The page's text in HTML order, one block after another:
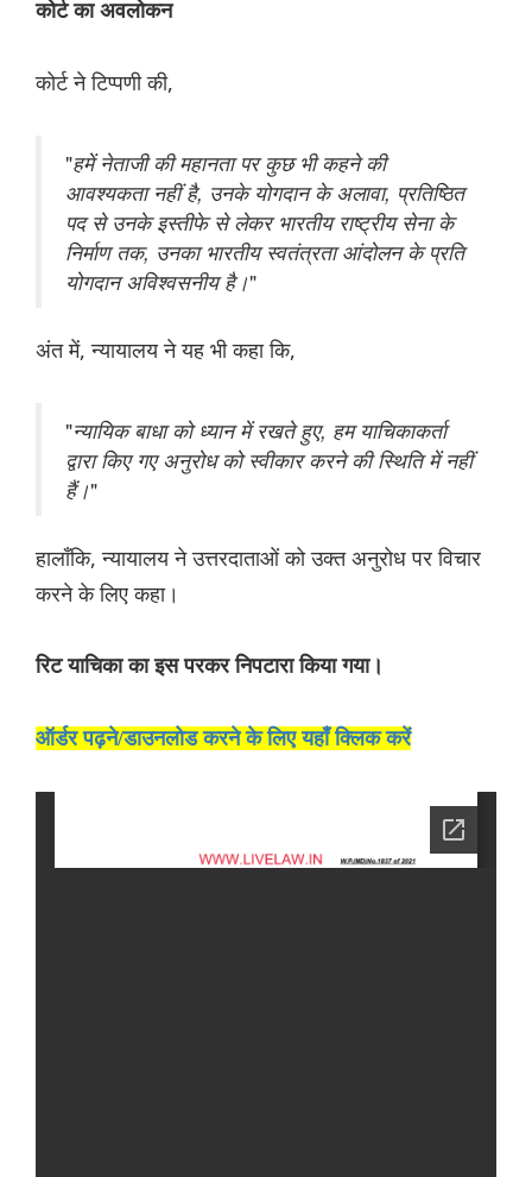
कोर्ट का अवलोकन
कोर्ट ने टिप्पणी की,
"हमें नेताजी की महानता पर कुछ भी कहने की
आवश्यकता नहीं है, उनके योगदानके अलावा, प्रतिष्ठित
पद से उनके इस्तीफे से लेकर भारतीय राष्ट्रीय सेना के
निर्माण तक, उनका भारतीय स्वतंत्रता आंदोलन के प्रति
योगदान अविश्वसनीय है।"
अंत में, न्यायालय ने यह भी कहा कि,
"न्यायिक बाधा को ध्यान में रखते हुए, हम याचिकाकर्ता
द्वारा किए गए अनुरोध को स्वीकार करने की स्थिति में नहीं
हैं।"
हालाँकि, न्यायालय ने उत्तरदाताओं को उक्त अनुरोध पर विचार
करने के लिए कहा।
रिट याचिका का इस परकर निपटारा किया गया।
ऑर्डर पढ़ने/डाउनलोड करने के लिए यहाँ क्लिक करें